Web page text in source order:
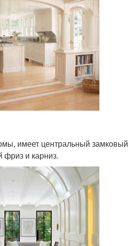
имеет центральный замковый
фриз и карниз.